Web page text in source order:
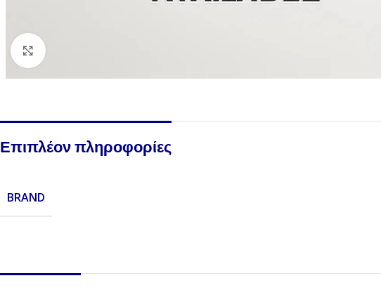
Επιπλέον πληροφορίες
BRAND